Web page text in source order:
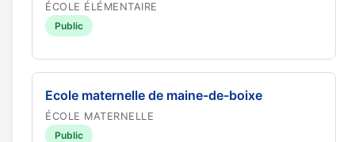
ÉCOLE ÉLÉMENTAIRE
Public
Ecole maternelle de maine-de-boixe
ÉCOLE MATERNELLE
Public